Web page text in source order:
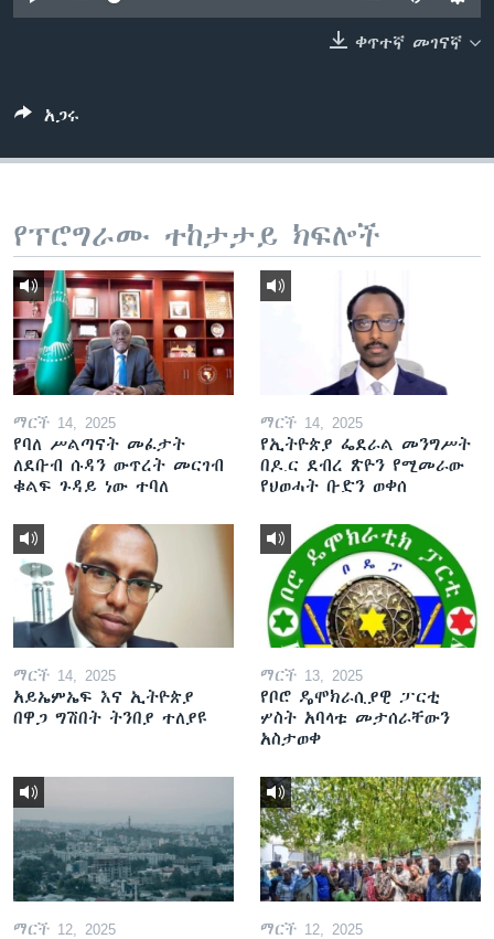
ቀጥተኛ መገናኛ
አጋሩ
የፕሮግራሙ ተከታታይ ክፍሎች
ማርች 14, 2025
የባለ ሥልጣናት መፈታት
ለደቡብ ሱዳን ውጥረት መርገብ
ቁልፍ ጉዳይ ነው ተባለ
ማርች 14, 2025
የኢትዮጵያ ፌደራል መንግሥት
በዶ.ር ደብረ ጽዮን የሚመራው
የህወሓት ቡድን ወቀሰ
ማርች 14, 2025
አይኤምኤፍ እና ኢትዮጵያ
በዋጋ ግሽበት ትንበያ ተለያዩ
ማርች 13, 2025
የቦሮ ዴሞክራሲያዊ ፓርቲ
ሦስት አባላቱ መታሰራቸውን
አስታወቀ
ማርች 12, 2025 ማርች 12, 2025